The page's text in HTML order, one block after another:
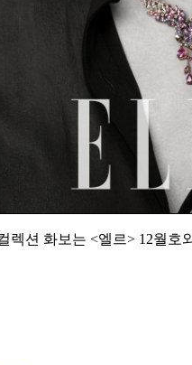
션 화보는 <엘르> 12월호